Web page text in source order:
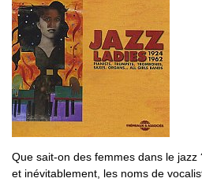
Que sait-on des femmes dans le jazz
et inévitablement, les noms de